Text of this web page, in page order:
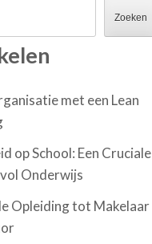
Zoeken
met een Lean
op School: Een Cruciale
Onderwijs
Opleiding tot Makelaar